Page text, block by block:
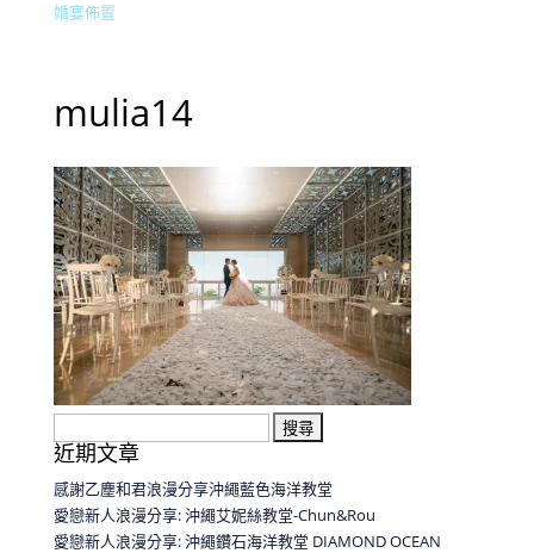
婚宴佈置
mulia14
尋
關
鍵
字:
近期文章
感謝乙塵和君浪漫分享沖繩藍色海洋教堂
愛戀新人浪漫分享: 沖繩艾妮絲教堂-Chun&Rou
愛戀新人浪漫分享: 沖繩鑽石海洋教堂 DIAMOND OCEAN